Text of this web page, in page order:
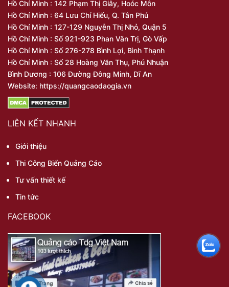
Hồ Chí Minh : 142 Phạm Thị Giây, Hoóc Môn
Hồ Chí Minh : 64 Lưu Chí Hiếu, Q. Tân Phú
Hồ Chí Minh : 127-129 Nguyễn Thị Nhỏ, Quận 5
Hồ Chí Minh : Số 921-923 Phan Văn Trị, Gò Vấp
Hồ Chí Minh : Số 276-278 Bình Lợi, Bình Thạnh
Hồ Chí Minh : Số 28 Hoàng Văn Thụ, Phú Nhuận
Bình Dương : 106 Đường Đông Minh, Dĩ An
Website: https://quangcaodaogia.vn
LIÊN KẾT NHANH
Giới thiệu
Thi Công Biển Quảng Cáo
Tư vấn thiết kế
Tin tức
FACEBOOK